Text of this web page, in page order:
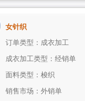
女针织
订单类型：成衣加工
成衣加工类型：经销单
面料类型：梭织
销售市场：外销单